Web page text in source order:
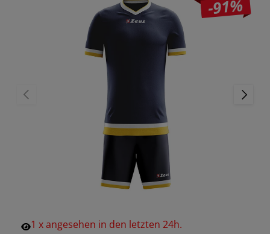
-91%
VORIGE
1 xangesehen in den letzten 24h.